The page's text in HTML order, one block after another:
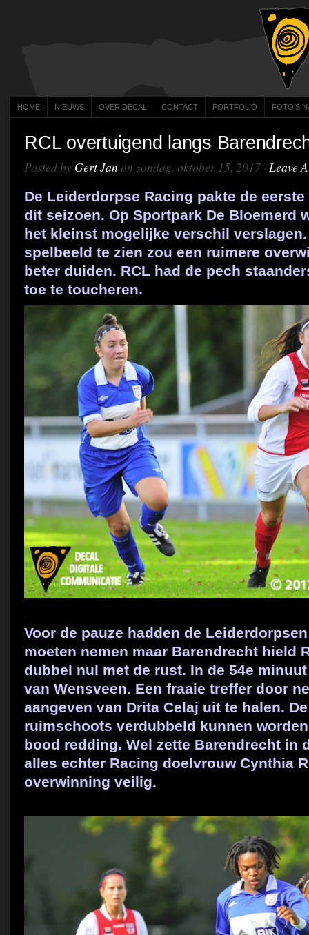
HOME NIEUWS OVER DECAL CONTACT PORTFOLIO FOTO’S
RCL overtuigend langs
Posted by Gert Jan on zondag, oktober 15, 2017 · Leave
De Leiderdorpse Racing pakte de
dit seizoen. Op Sportpark De Bloemerd
het kleinst mogelijke verschil verslagen.
spelbeeld te zien zou een ruimere
beter duiden. RCL had de pech
toe te toucheren.
Voor de pauze hadden de
moeten nemen maar Barendrecht hield
dubbel nul met de rust. In de 54e
van Wensveen. Een fraaie treffer door
aangeven van Drita Celaj uit te halen.
ruimschoots verdubbeld kunnen
bood redding. Wel zette Barendrecht in
alles echter Racing doelvrouw Cynthia
overwinning veilig.